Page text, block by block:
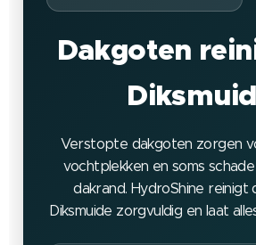
Dakgoten
Verstopte dakgoten zorgen
vochtplekken en soms
dakrand. HydroShine reinigt
Diksmuide zorgvuldig en laat